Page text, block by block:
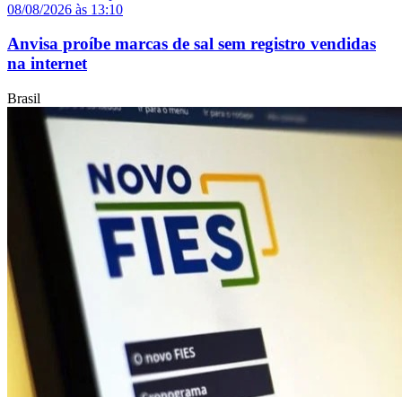
08/08/2026 às 13:10
Anvisa proíbe marcas de sal sem registro vendidas
na internet
Brasil